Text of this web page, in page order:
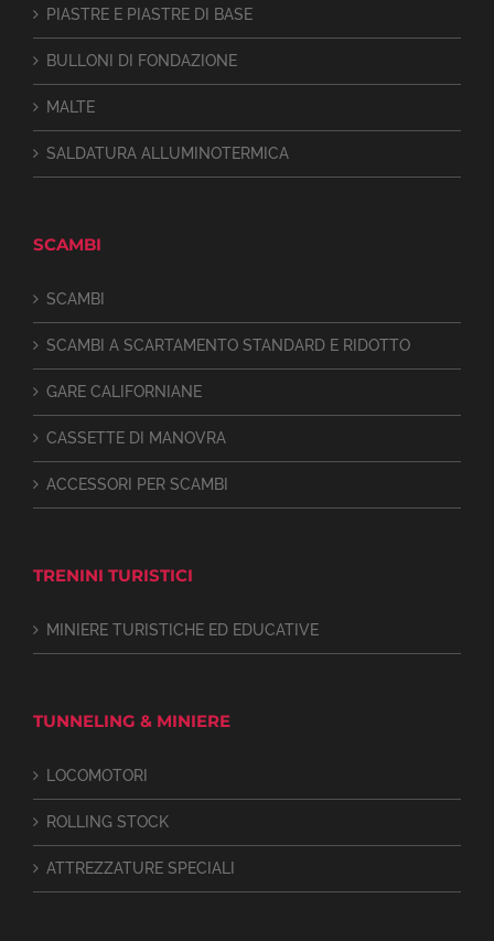
PIASTRE E PIASTRE DI BASE
BULLONI DI FONDAZIONE
MALTE
SALDATURA ALLUMINOTERMICA
SCAMBI
SCAMBI
SCAMBI A SCARTAMENTO STANDARD E RIDOTTO
GARE CALIFORNIANE
CASSETTE DI MANOVRA
ACCESSORI PER SCAMBI
TRENINI TURISTICI
MINIERE TURISTICHE ED EDUCATIVE
TUNNELING & MINIERE
LOCOMOTORI
ROLLING STOCK
ATTREZZATURE SPECIALI